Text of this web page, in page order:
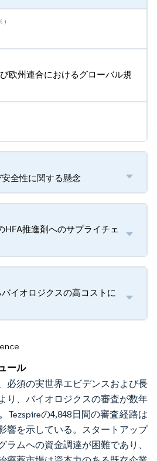
欧州連合におけるグローバル規
全性に関する懸念
HFA推進剤へのサプライチェ
イオロジクスの高コストに
ール
必須の実世界エビデンスおよび長
り、バイオロジクスの審査が数年
Tezspireの4,848日間の審査経路は
響を示している。スタートアップ
ラムへの資金調達が困難であり、